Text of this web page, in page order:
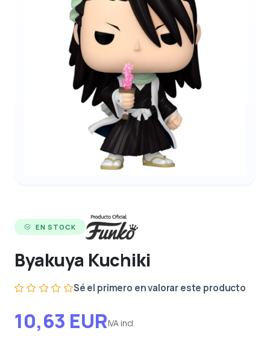
EN STOCK
Byakuya Kuchiki
Sé el primero en valorar este producto
10,63 EURIVA incl.